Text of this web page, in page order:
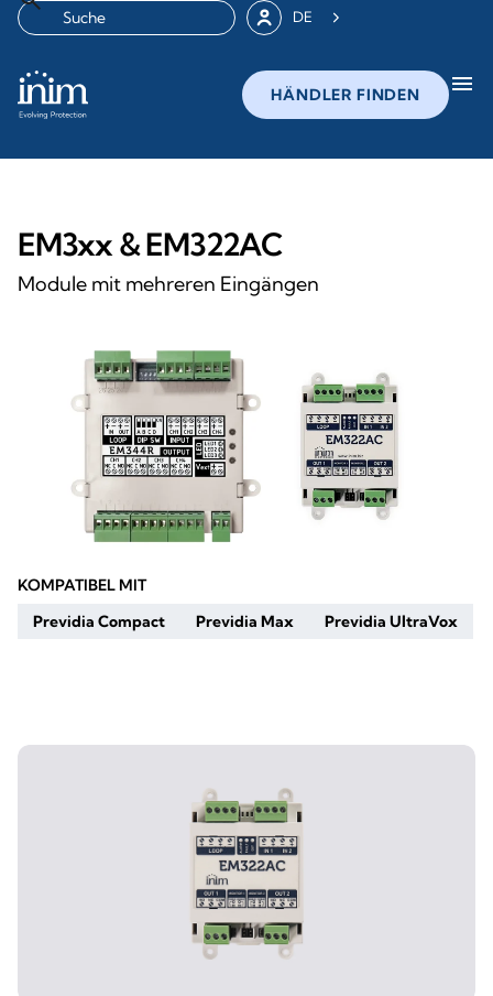
DE
HÄNDLER FINDEN menu
EM3xx & EM322AC
Module mit mehreren Eingängen
KOMPATIBEL MIT
Previdia Compact
Previdia Max Previdia UltraVox